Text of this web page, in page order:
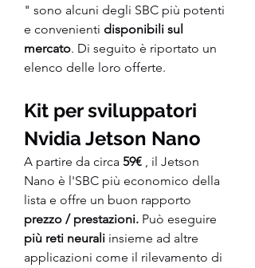
" sono alcuni degli SBC più potenti
e convenienti disponibili sul
mercato. Di seguito è riportato un
elenco delle loro offerte.
Kit per sviluppatori
Nvidia Jetson Nano
A partire da circa 59€ , il Jetson
Nano è l'SBC più economico della
lista e offre un buon rapporto
prezzo / prestazioni. Può eseguire
più reti neurali insieme ad altre
applicazioni come il rilevamento di